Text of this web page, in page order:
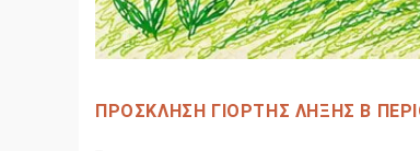
ΠΡΟΣΚΛΗΣΗ ΓΙΟΡΤΗΣ ΛΗΞΗΣ Β